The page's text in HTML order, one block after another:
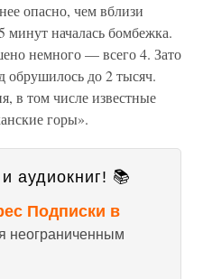
опасно, чем вблизи
минут началась бомбежка.
немного — всего 4. Зато
обрушилось до 2 тысяч.
в том числе известные
горы».
аудиокниг! 📚
Подписки в
неограниченным